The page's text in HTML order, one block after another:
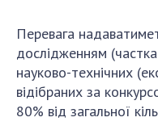
Перевага
дослідженням
науково-технічних
відібраних за
80% від загальної